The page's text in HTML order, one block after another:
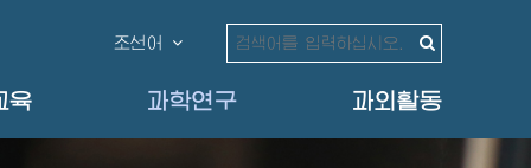
조선어
육 과학연구 과외활동